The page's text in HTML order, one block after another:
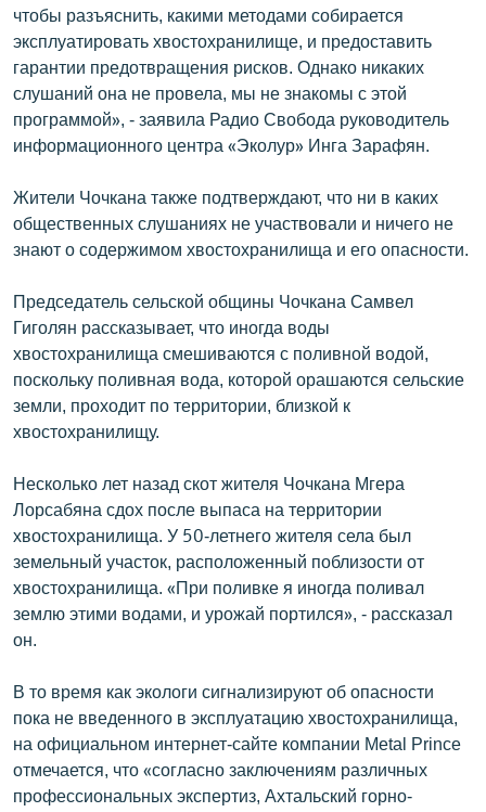
чтобы разъяснить, какими методами собирается
эксплуатировать хвостохранилище, и предоставить
гарантии предотвращения рисков. Однако никаких
слушаний она не провела, мы не знакомы с этой
программой», - заявила Радио Свобода руководитель
информационного центра «Эколур» Инга Зарафян.
Жители Чочкана также подтверждают, что ни в каких
общественных слушаниях не участвовали и ничего не
знают о содержимом хвостохранилища и его опасности.
Председатель сельской общины Чочкана Самвел
Гиголян рассказывает, что иногда воды
хвостохранилища смешиваются с поливной водой,
поскольку поливная вода, которой орашаются сельские
земли, проходит по территории, близкой к
хвостохранилищу.
Несколько лет назад скот жителя Чочкана Мгера
Лорсабяна сдох после выпаса на территории
хвостохранилища. У 50-летнего жителя села был
земельный участок, расположенный поблизости от
хвостохранилища. «При поливке я иногда поливал
землю этими водами, и урожай портился», - рассказал
он.
В то время как экологи сигнализируют об опасности
пока не введенного в эксплуатацию хвостохранилища,
на официальном интернет-сайте компании Metal Prince
отмечается, что «согласно заключениям различных
профессиональных экспертиз, Ахтальский горно-